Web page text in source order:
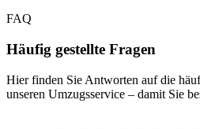
FAQ
Häufig gestellte Fragen
Hier finden Sie Antworten auf die
unseren Umzugsservice – damit Sie